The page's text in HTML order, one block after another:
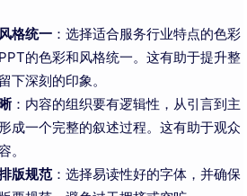
格统一 ：选择适合服务行业特点的色彩
的色彩和风格统一。这有助于提升整
下深刻的印象。
：内容的组织要有逻辑性，从引言到主
成一个完整的叙述过程。这有助于观众
。
版规范：选择易读性好的字体，并确保